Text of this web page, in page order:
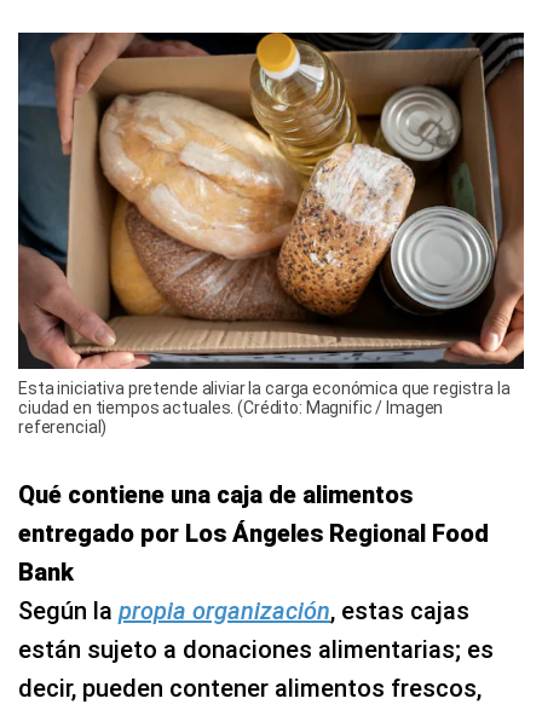
Esta iniciativa pretende aliviar la carga económica que registra la
ciudad en tiempos actuales. (Crédito: Magnific / Imagen
referencial)
Qué contiene una caja de alimentos
entregado por Los Ángeles Regional Food
Bank
Según la propia organización, estas cajas
están sujeto a donaciones alimentarias; es
decir, pueden contener alimentos frescos,